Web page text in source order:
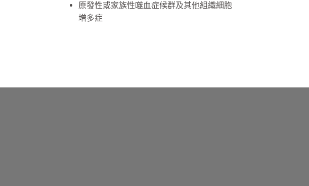
原發性或家族性噬血症候群及其他組織細胞
增多症